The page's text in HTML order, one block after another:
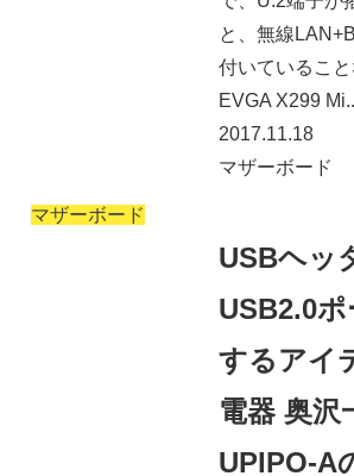
と、無線
付いていること
EVGA X299
2017.11.18
マザーボード
マザーボード
USBヘッ
USB2.0
するアイ
電器 奥沢
UPIPO-A